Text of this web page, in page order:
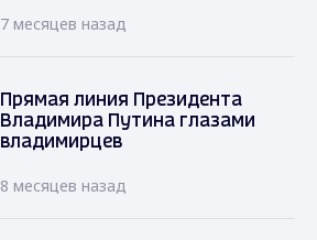
7 месяцев назад
Прямая линия Президента
Владимира Путина глазами
владимирцев
8 месяцев назад